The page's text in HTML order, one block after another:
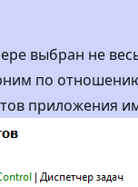
выбран не
по
приложения